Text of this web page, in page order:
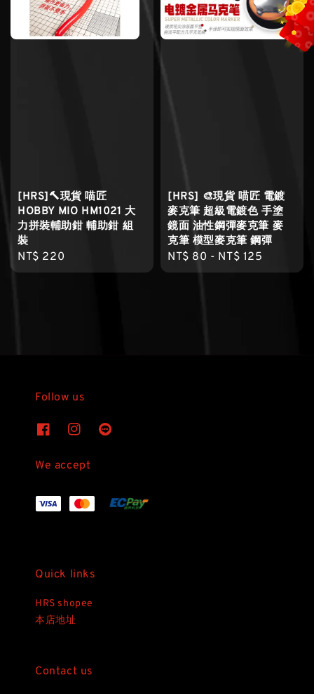
[HRS]🔨現貨 喵匠
HOBBY MIO HM1021 大
力拼裝輔助鉗 輔助鉗 組
裝
Regular
price
NT$ 220
[HRS] 🎨現貨 喵匠 電鍍
麥克筆 超級電鍍色 手塗
鏡面 油性鋼彈麥克筆 麥
克筆 模型麥克筆 鋼彈
Regular
price
NT$ 80 - NT$ 125
Follow us
We accept
Quick links
HRS shopee
本店地址
Contact us